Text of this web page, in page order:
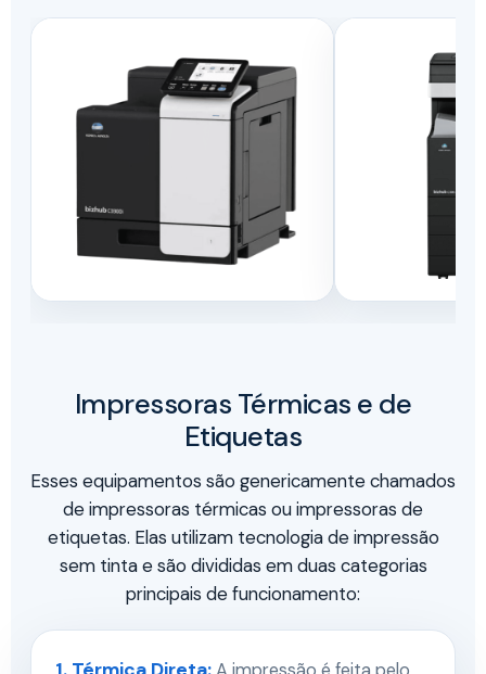
Impressoras Térmicas e de
Etiquetas
Esses equipamentos são genericamente chamados
de impressoras térmicas ou impressoras de
etiquetas. Elas utilizam tecnologia de impressão
sem tinta e são divididas em duas categorias
principais de funcionamento: